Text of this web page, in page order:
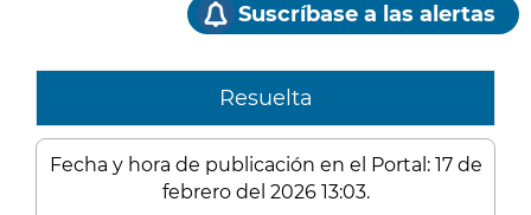
Suscríbase a las alertas
Resuelta
Fecha y hora de publicación en el Portal: 17 de
febrero del 2026 13:03.